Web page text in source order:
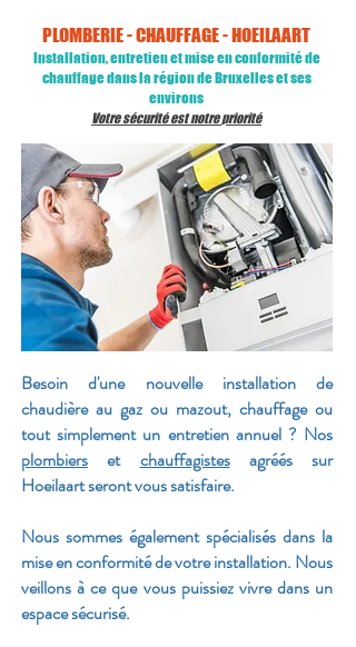
PLOMBERIE - CHAUFFAGE - HOEILAART
Installation, entretien et mise en conformité de
chauffagedans la région de Bruxelles et ses
environs
Votre sécurité est notrepriorité
Besoin d'une nouvelle installation de
chaudière au gaz ou mazout, chauffage ou
tout simplement un entretien annuel ? Nos
plombiers et chauffagistesagréés sur
Hoeilaart seront vous satisfaire.
Nous sommes également spécialisés dans la
mise en conformité de votre installation. Nous
veillons à ce que vous puissiez vivre dans un
espace sécurisé.